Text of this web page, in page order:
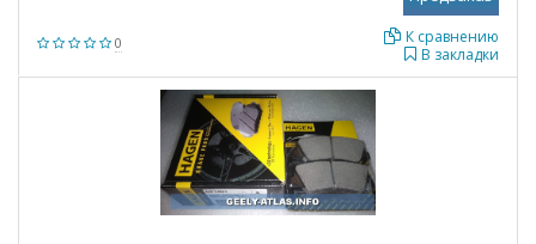
0
В закладки
К сравнению